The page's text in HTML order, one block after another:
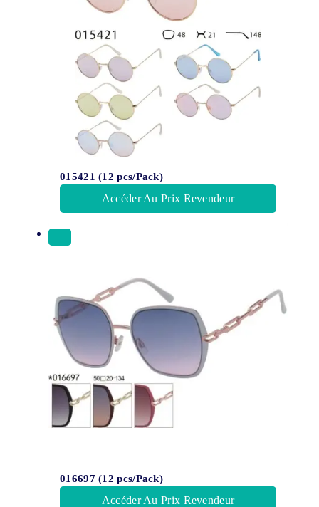
015421 (12 pcs/Pack)
Accéder Au Prix Revendeur
016697 (12 pcs/Pack)
Accéder Au Prix Revendeur